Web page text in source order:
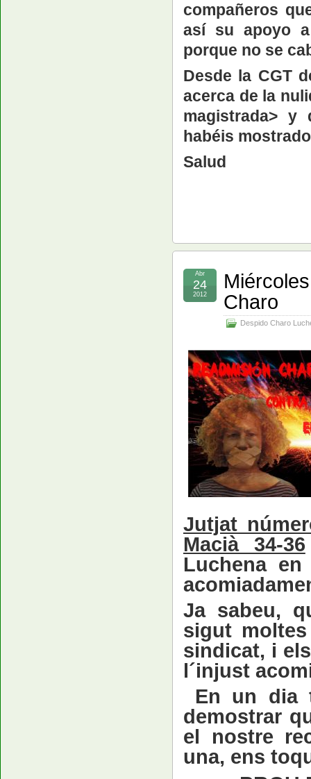
compañeros
así su apoyo
porque no se
Desde la CGT
acerca de la
magistrada> y
habéis
Salud
Charo
Despido Charo
Abr
24
2012
Jutjat
Macià 34-36
Luchena
Ja sabeu,
sigut
sindicat, i
l´injust
En un dia
demostrar
el nostre
una, ens